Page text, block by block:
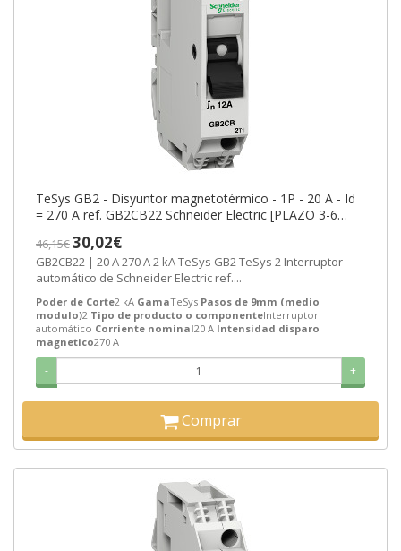
TeSys GB2 - Disyuntor magnetotérmico - 1P - 20 A - Id
= 270 A ref. GB2CB22 Schneider Electric [PLAZO 3-6
46,15€30,02€
GB2CB22 | 20 A 270 A 2 kA TeSys GB2 TeSys 2 Interruptor
automático de Schneider Electric ref....
Poder de Corte2 kA GamaTeSys Pasos de 9mm (medio
modulo)2 Tipo de producto o componenteInterruptor
automático Corriente nominal20 A Intensidad disparo
magnetico270 A
- +
Comprar